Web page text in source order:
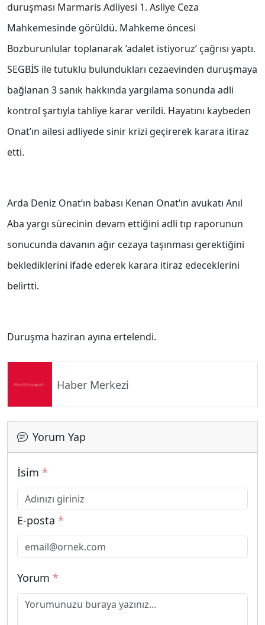
duruşması Marmaris Adliyesi 1. Asliye Ceza
Mahkemesinde görüldü. Mahkeme öncesi
Bozburunlular toplanarak ’adalet istiyoruz’ çağrısı yaptı.
SEGBİS ile tutuklu bulundukları cezaevinden duruşmaya
bağlanan 3 sanık hakkında yargılama sonunda adli
kontrol şartıyla tahliye karar verildi. Hayatını kaybeden
Onat’ın ailesi adliyede sinir krizi geçirerek karara itiraz
etti.
Arda Deniz Onat’ın babası Kenan Onat’ın avukatı Anıl
Aba yargı sürecinin devam ettiğini adli tıp raporunun
sonucunda davanın ağır cezaya taşınması gerektiğini
beklediklerini ifade ederek karara itiraz edeceklerini
belirtti.
Duruşma haziran ayına ertelendi.
Haber Merkezi
Yorum Yap
İsim *
E-posta *
Yorum *